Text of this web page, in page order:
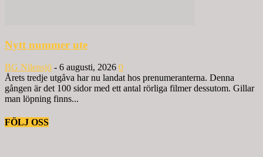
Nytt nummer ute
BG Nilensjö - 6 augusti, 2026 0
Årets tredje utgåva har nu landat hos prenumeranterna. Denna
gången är det 100 sidor med ett antal rörliga filmer dessutom. Gillar
man löpning finns...
FÖLJ OSS